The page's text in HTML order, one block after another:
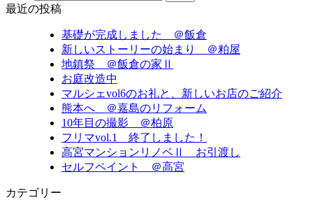
最近の投稿
基礎が完成しました ＠飯倉
新しいストーリーの始まり ＠粕屋
地鎮祭 ＠飯倉の家Ⅱ
お庭改造中
マルシェvol6のお礼と、新しいお店のご紹介
熊本へ ＠嘉島のリフォーム
10年目の撮影 ＠柏原
フリマvol.1 終了しました！
高宮マンションリノベⅡ お引渡し
セルフペイント ＠高宮
カテゴリー